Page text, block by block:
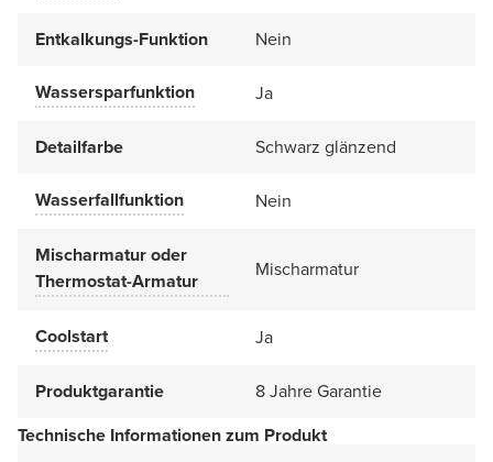
Entkalkungs-Funktion Nein
Wassersparfunktion Ja
Detailfarbe Schwarz glänzend
Wasserfallfunktion Nein
Mischarmatur oder
Thermostat-Armatur
Mischarmatur
Coolstart Ja
Produktgarantie
8 Jahre Garantie
Technische Informationen zum Produkt